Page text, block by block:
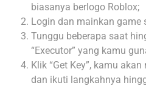
biasanya berlogo Roblox;
Login dan mainkan game
Tunggu beberapa saat
“Executor” yang kamu
Klik “Get Key”, kamu
dan ikuti langkahnya